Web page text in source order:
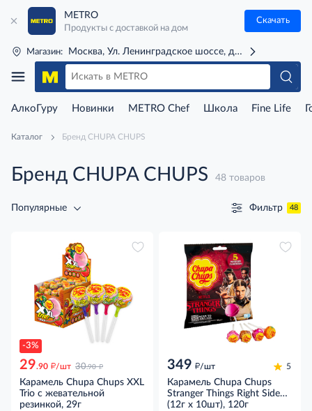
METRO
Продукты с доставкой на дом
Скачать
Магазин: Москва, Ул. Ленинградское шоссе, д. 71Г (м. Речной
АлкоГуру Новинки METRO Chef Школа Fine Life
Каталог Бренд CHUPA CHUPS
Бренд CHUPA CHUPS 48 товаров
Популярные Фильтр 48
-3%
29.90 д/шт 30.90 д
Карамель Chupa Chups XXL
Trio с жевательной
резинкой, 29г
349 д/шт 5
Карамель Chupa Chups
Stranger Things Right Side
Up красная (12г x 10шт),
(12г x 10шт), 120г